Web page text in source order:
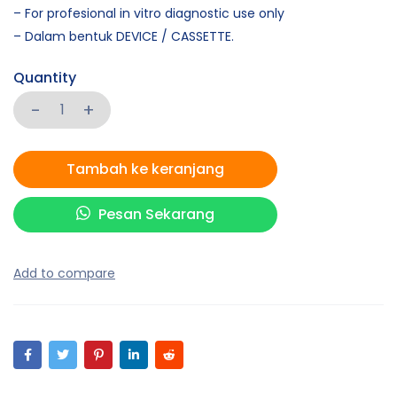
– For profesional in vitro diagnostic use only
– Dalam bentuk DEVICE / CASSETTE.
Quantity
Tambah ke keranjang
Pesan Sekarang